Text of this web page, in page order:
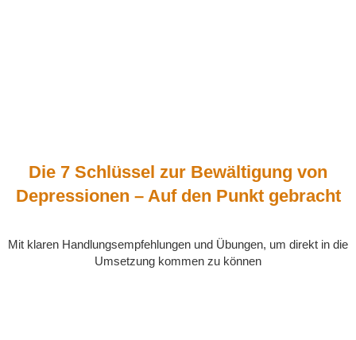
Die 7 Schlüssel zur Bewältigung von
Depressionen – Auf den Punkt gebracht
Mit klaren Handlungsempfehlungen und Übungen, um direkt in die
Umsetzung kommen zu können